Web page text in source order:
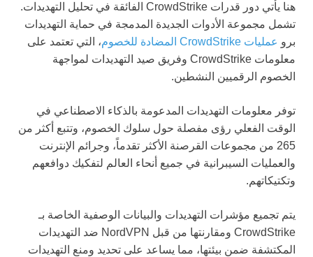
هنا يأتي دور قدرات CrowdStrike الفائقة في تحليل التهديدات.
تشمل مجموعة الأدوات الجديدة المدمجة في حماية التهديدات
برو عمليات CrowdStrike المضادة للخصوم
، التي تعتمد على
معلومات CrowdStrike وفريق صيد التهديدات لمواجهة
الخصوم الرقميين النشطين.
توفر معلومات التهديدات المدعومة بالذكاء الاصطناعي في
الوقت الفعلي رؤى مفصلة حول سلوك الخصوم، وتتبع أكثر من
265 من مجموعات القرصنة الأكثر تقدماً، وجرائم الإنترنت
والعمليات السيبرانية في جميع أنحاء العالم لتفكيك دوافعهم
وتكتيكاتهم.
يتم تجميع مؤشرات التهديدات والبيانات الوصفية الخاصة بـ
CrowdStrike ومقارنتها من قبل NordVPN ضد التهديدات
المكتشفة ضمن بيئتها، مما يساعد على تحديد ومنع التهديدات